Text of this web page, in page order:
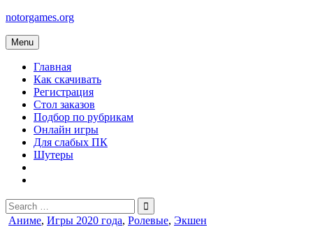
Skip
content
notorgames.org
Menu
Главная
Как скачивать
Регистрация
Стол заказов
Подбор по рубрикам
Онлайн игры
Для слабых ПК
Шутеры
Search
for:
Posted
Аниме, Игры 2020 года, Ролевые, Экшен